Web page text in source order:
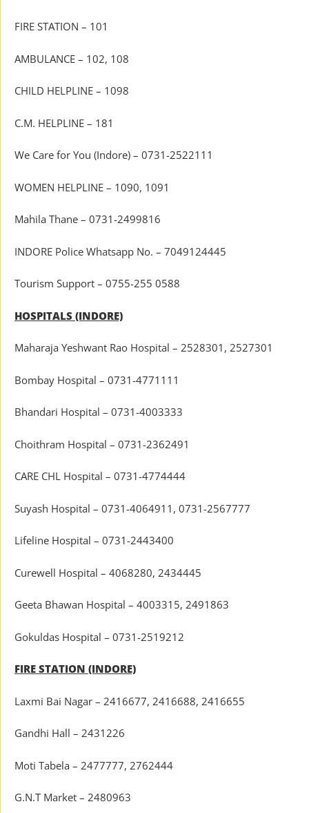
FIRE STATION – 101
AMBULANCE – 102, 108
CHILD HELPLINE – 1098
C.M. HELPLINE – 181
We Care for You (Indore) – 0731-2522111
WOMEN HELPLINE – 1090, 1091
Mahila Thane – 0731-2499816
INDORE Police Whatsapp No. – 7049124445
Tourism Support – 0755-255 0588
HOSPITALS (INDORE)
Maharaja Yeshwant Rao Hospital – 2528301, 2527301
Bombay Hospital – 0731-4771111
Bhandari Hospital – 0731-4003333
Choithram Hospital – 0731-2362491
CARE CHL Hospital – 0731-4774444
Suyash Hospital – 0731-4064911, 0731-2567777
Lifeline Hospital – 0731-2443400
Curewell Hospital – 4068280, 2434445
Geeta Bhawan Hospital – 4003315, 2491863
Gokuldas Hospital – 0731-2519212
FIRE STATION (INDORE)
Laxmi Bai Nagar – 2416677, 2416688, 2416655
Gandhi Hall – 2431226
Moti Tabela – 2477777, 2762444
G.N.T Market – 2480963